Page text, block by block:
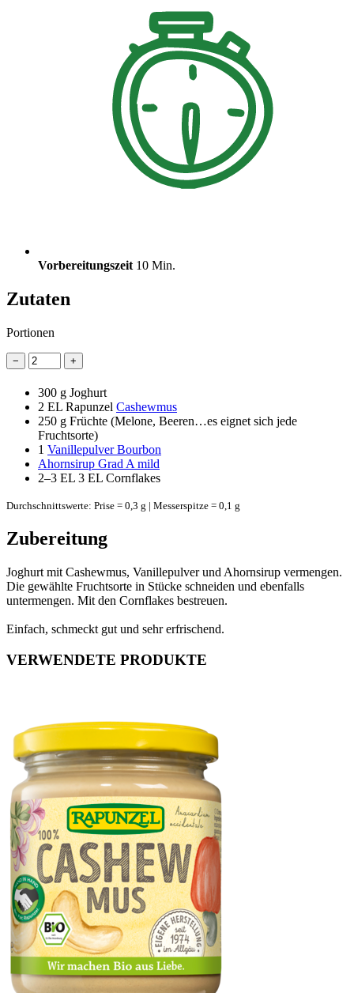
Vorbereitungszeit 10 Min.
Zutaten
Portionen
− +
300 g Joghurt
2 EL Rapunzel Cashewmus
250 g Früchte (Melone, Beeren…es eignet sich jede
Fruchtsorte)
1 Vanillepulver Bourbon
Ahornsirup Grad A mild
2–3 EL 3 EL Cornflakes
Durchschnittswerte: Prise = 0,3 g | Messerspitze = 0,1 g
Zubereitung
Joghurt mit Cashewmus, Vanillepulver und Ahornsirup vermengen.
Die gewählte Fruchtsorte in Stücke schneiden und ebenfalls
untermengen. Mit den Cornflakes bestreuen.
Einfach, schmeckt gut und sehr erfrischend.
VERWENDETE PRODUKTE